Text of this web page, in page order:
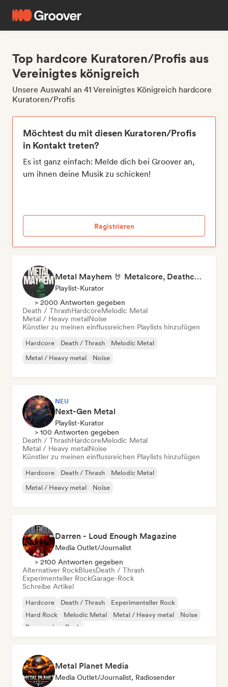
Top hardcore Kuratoren/Profis aus
Vereinigtes königreich
Unsere Auswahl an 41 Vereinigtes Königreich hardcore
Kuratoren/Profis
Möchtest du mit diesen Kuratoren/Profis
in Kontakt treten?
Es ist ganz einfach: Melde dich bei Groover an,
um ihnen deine Musik zu schicken!
Registrieren
Metal Mayhem 🤘 Metalcore, Deathcore & Progressive Metal
Playlist-Kurator
> 2000 Antworten gegeben
Death / ThrashHardcoreMelodic Metal
Metal / Heavy metalNoise
Künstler zu meinen einflussreichen Playlists hinzufügen
Hardcore Death / Thrash
Melodic Metal
Metal / Heavy metal
Noise
NEU
Next-Gen Metal
Playlist-Kurator
> 100 Antworten gegeben
Death / ThrashHardcoreMelodic Metal
Metal / Heavy metalNoise
Künstler zu meinen einflussreichen Playlists hinzufügen
Hardcore Death / Thrash
Melodic Metal
Metal / Heavy metal
Noise
Darren - Loud Enough Magazine
Media Outlet/Journalist
> 2100 Antworten gegeben
Alternativer RockBluesDeath / Thrash
Experimenteller RockGarage-Rock
Schreibe Artikel
Hardcore Death / Thrash
Experimenteller Rock
Hard Rock
Melodic Metal Metal / Heavy metal
Noise
Progressiver Rock
Metal Planet Media
Media Outlet/Journalist, Radiosender